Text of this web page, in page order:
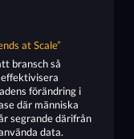
at Scale”
bransch så
förändring i
där människa
segrande därifrån
data.